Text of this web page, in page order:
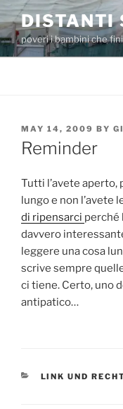
Skip
to
content
DISTANTI
poveri i bambini che
POSTED
ON
MAY 14, 2009 BY
Reminder
Tutti l’avete aperto,
lungo e non l’avete
di ripensarci perché
davvero
leggere una cosa
scrive sempre
ci tiene. Certo, uno
antipatico…
CATEGORIES
LINK UND